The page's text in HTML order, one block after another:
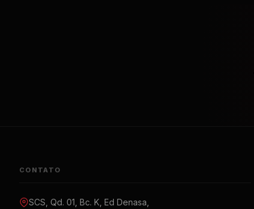
CONTATO
SCS, Qd. 01, Bc. K, Ed Denasa,